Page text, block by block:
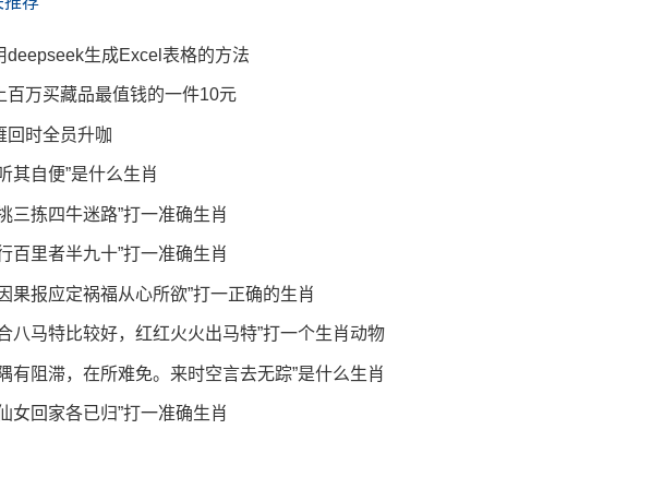
deepseek生成Excel表格的方法
上百万买藏品最值钱的一件10元
回时全员升咖
其自便”是什么生肖
三拣四牛迷路”打一准确生肖
百里者半九十”打一准确生肖
果报应定祸福从心所欲”打一正确的生肖
八马特比较好，红红火火出马特”打一个生肖动物
有阻滞，在所难免。来时空言去无踪”是什么生肖
女回家各已归”打一准确生肖